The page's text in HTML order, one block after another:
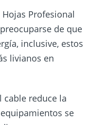
Profesional
de que
inclusive, estos
livianos en
cable reduce la
se